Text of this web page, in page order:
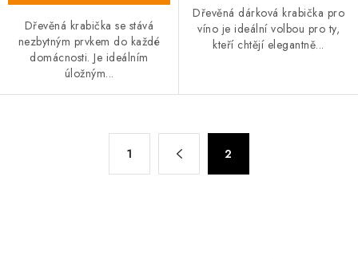
Dřevěná krabička se stává
nezbytným prvkem do každé
domácnosti. Je ideálním
úložným...
Dřevěná dárková krabička pro
víno je ideální volbou pro ty,
kteří chtějí elegantně...
1 2